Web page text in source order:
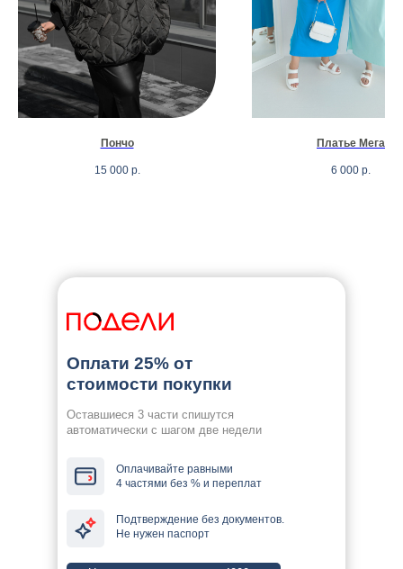
Пончо
15 000 р.
Платье Мега
6 000 р.
Оплати 25% от
стоимости покупки
Оставшиеся 3 части спишутся
автоматически с шагом две недели
Оплачивайте равными
4 частями без % и переплат
Подтверждение без документов.
Не нужен паспорт